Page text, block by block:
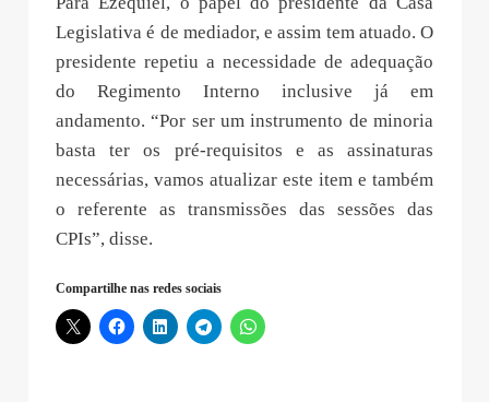
Legislativa é de mediador, e assim tem atuado. O
presidente repetiu a necessidade de adequação
do Regimento Interno inclusive já em
andamento. “Por ser um instrumento de minoria
basta ter os pré-requisitos e as assinaturas
necessárias, vamos atualizar este item e também
o referente as transmissões das sessões das
CPIs”, disse.
Compartilhe nas redes sociais